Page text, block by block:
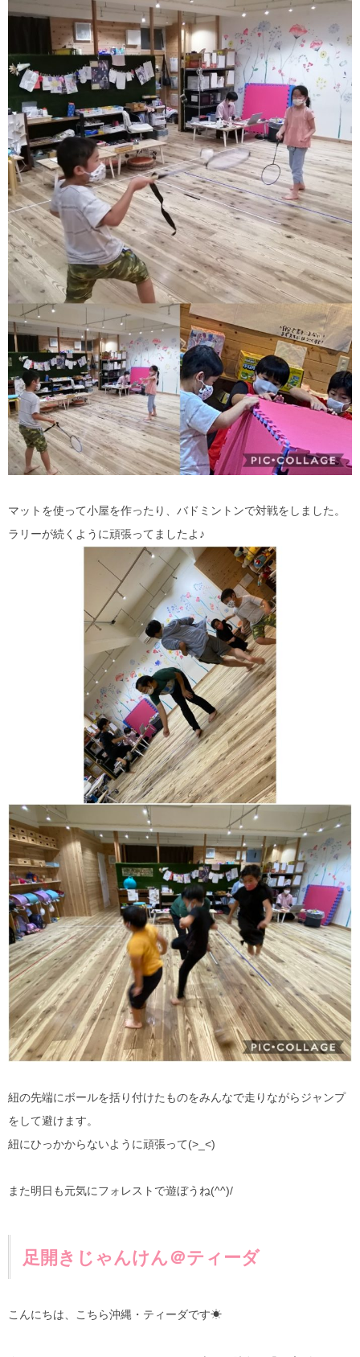
マットを使って小屋を作ったり、バドミントンで対戦をしました。
ラリーが続くように頑張ってましたよ♪
紐の先端にボールを括り付けたものをみんなで走りながらジャンプ
をして避けます。
紐にひっかからないように頑張って(>_<)
また明日も元気にフォレストで遊ぼうね(^^)/
足開きじゃんけん＠ティーダ
こんにちは、こちら沖縄・ティーダです☀︎